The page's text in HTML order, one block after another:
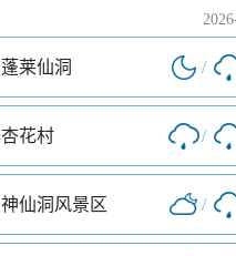
蓬莱仙洞 /
杏花村 /
神仙洞风景区 /